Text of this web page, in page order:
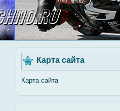
Карта сайта
Карта сайта